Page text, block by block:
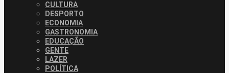
CULTURA
DESPORTO
ECONOMIA
GASTRONOMIA
EDUCAÇÃO
GENTE
LAZER
POLÍTICA